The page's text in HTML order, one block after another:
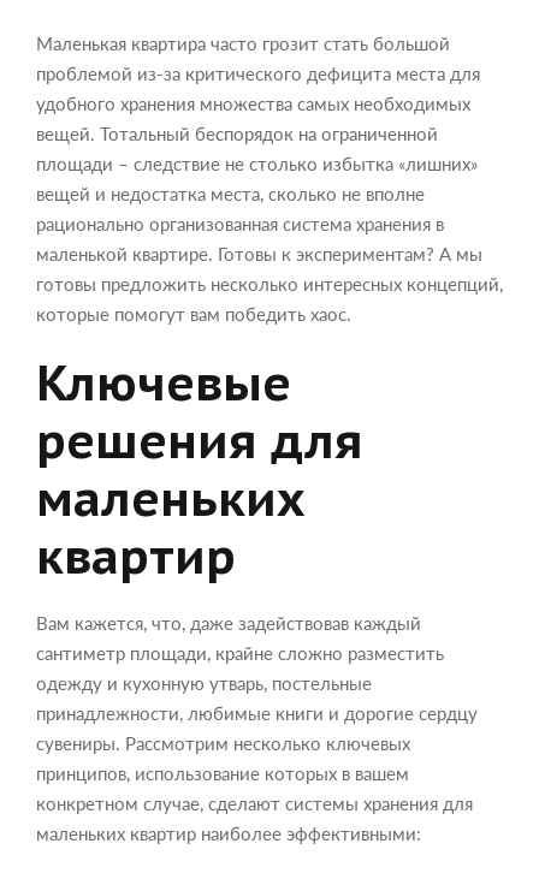
Маленькая квартира часто грозит стать большой
проблемой из-за критического дефицита места для
удобного хранения множества самых необходимых
вещей. Тотальный беспорядок на ограниченной
площади – следствие не столько избытка «лишних»
вещей и недостатка места, сколько не вполне
рационально организованная система хранения в
маленькой квартире. Готовы к экспериментам? А мы
готовы предложить несколько интересных концепций,
которые помогут вам победить хаос.
Ключевые
решения для
маленьких
квартир
Вам кажется, что, даже задействовав каждый
сантиметр площади, крайне сложно разместить
одежду и кухонную утварь, постельные
принадлежности, любимые книги и дорогие сердцу
сувениры. Рассмотрим несколько ключевых
принципов, использование которых в вашем
конкретном случае, сделают системы хранения для
маленьких квартир наиболее эффективными: